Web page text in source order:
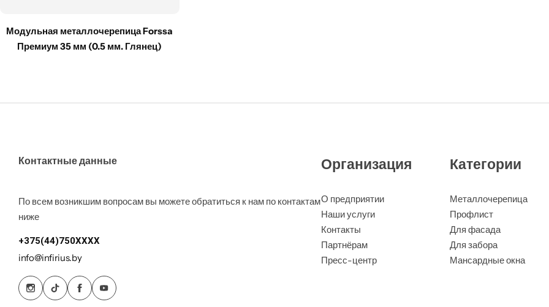
Модульная металлочерепица Forssa
Премиум 35 мм (0.5 мм. Глянец)
Контактные данные
По всем возникшим вопросам вы можете обратиться к нам по контактам
ниже
+375(44)750XXXX
info@infirius.by
Организация
О предприятии
Наши услуги
Контакты
Партнёрам
Пресс-центр
Категории
Металлочерепица
Профлист
Для фасада
Для забора
Мансардные окна